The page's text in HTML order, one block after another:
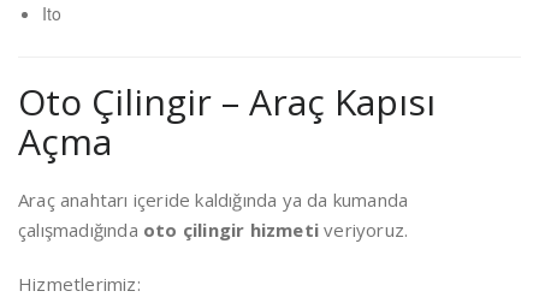
Ito
Oto Çilingir – Araç Kapısı
Açma
Araç anahtarı içeride kaldığında ya da kumanda
çalışmadığında oto çilingir hizmeti veriyoruz.
Hizmetlerimiz: